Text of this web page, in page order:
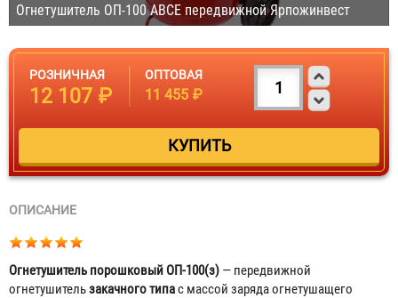
Огнетушитель ОП-100 ABCE передвижной Ярпожинвест
РОЗНИЧНАЯ
12 107 ₽
ОПТОВАЯ
11 455 ₽
ОПИСАНИЕ
Огнетушитель порошковый ОП-100(з) — передвижной
огнетушительзакачного типас массой заряда огнетушащего